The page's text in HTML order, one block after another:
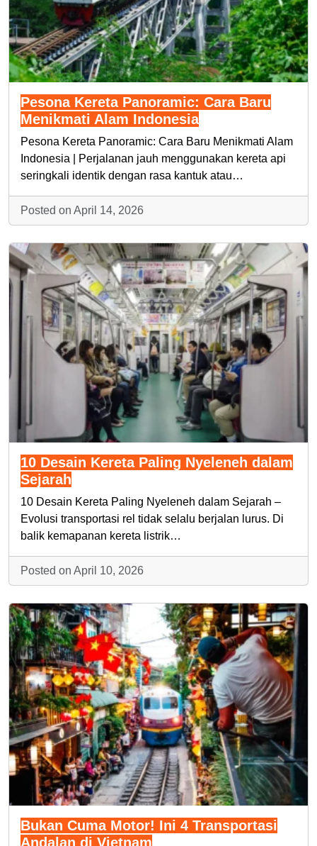
Pesona Kereta Panoramic: Cara Baru
Menikmati Alam Indonesia
Pesona Kereta Panoramic: Cara Baru Menikmati Alam
Indonesia | Perjalanan jauh menggunakan kereta api
seringkali identik dengan rasa kantuk atau…
Posted on April 14, 2026
10 Desain Kereta Paling Nyeleneh dalam
Sejarah
10 Desain Kereta Paling Nyeleneh dalam Sejarah –
Evolusi transportasi rel tidak selalu berjalan lurus. Di
balik kemapanan kereta listrik…
Posted on April 10, 2026
Bukan Cuma Motor! Ini 4 Transportasi
Andalan di Vietnam